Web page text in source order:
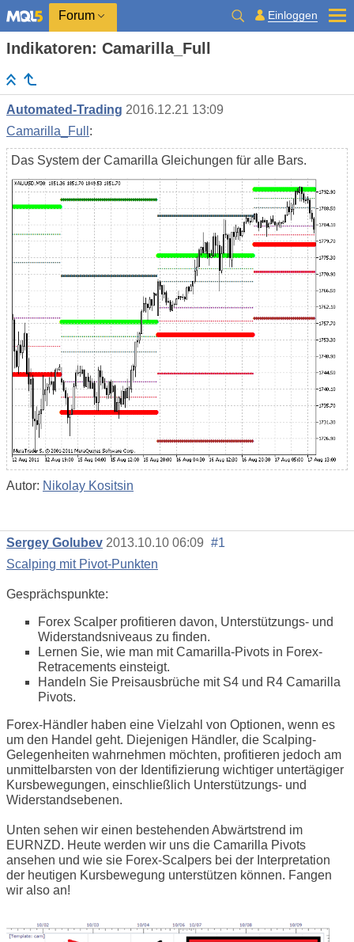
Forum Einloggen
Indikatoren: Camarilla_Full
Automated-Trading 2016.12.21 13:09
Camarilla_Full :
Das System der Camarilla Gleichungen für alle Bars.
Autor: Nikolay Kositsin
Sergey Golubev 2013.10.10 06:09 #1
Scalping mit Pivot-Punkten
Gesprächspunkte:
Forex Scalper profitieren davon, Unterstützungs- und
Widerstandsniveaus zu finden.
Lernen Sie, wie man mit Camarilla-Pivots in Forex-
Retracements einsteigt.
Handeln Sie Preisausbrüche mit S4 und R4 Camarilla
Pivots.
Forex-Händler haben eine Vielzahl von Optionen, wenn es
um den Handel geht. Diejenigen Händler, die Scalping-
Gelegenheiten wahrnehmen möchten, profitieren jedoch am
unmittelbarsten von der Identifizierung wichtiger untertägiger
Kursbewegungen, einschließlich Unterstützungs- und
Widerstandsebenen.
Unten sehen wir einen bestehenden Abwärtstrend im
EURNZD. Heute werden wir uns die Camarilla Pivots
ansehen und wie sie Forex-Scalpers bei der Interpretation
der heutigen Kursbewegung unterstützen können. Fangen
wir also an!